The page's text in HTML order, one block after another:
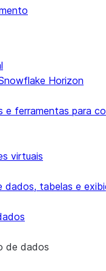
Horizon
e ferramentas para
virtuais
dados, tabelas e
de dados